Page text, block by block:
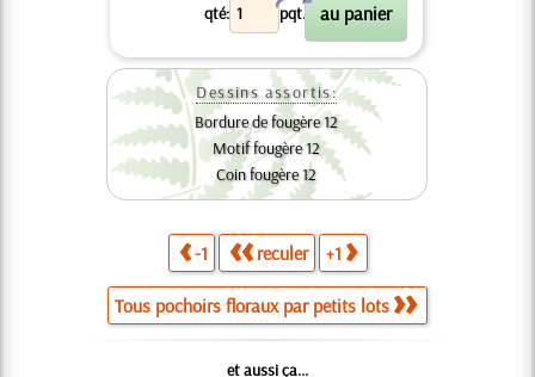
qté: pqt.
X
Dessins assortis:
Bordure de fougère 12
Motif fougère 12
Coin fougère 12
-1 reculer +1
Tous pochoirs floraux par petits lots
et aussi ça...